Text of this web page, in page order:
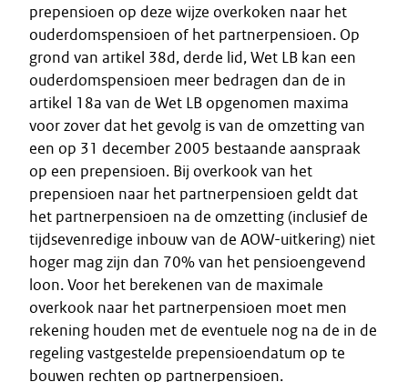
prepensioen op deze wijze overkoken naar het
ouderdomspensioen of het partnerpensioen. Op
grond van artikel 38d, derde lid, Wet LB kan een
ouderdomspensioen meer bedragen dan de in
artikel 18a van de Wet LB opgenomen maxima
voor zover dat het gevolg is van de omzetting van
een op 31 december 2005 bestaande aanspraak
op een prepensioen. Bij overkook van het
prepensioen naar het partnerpensioen geldt dat
het partnerpensioen na de omzetting (inclusief de
tijdsevenredige inbouw van de AOW-uitkering) niet
hoger mag zijn dan 70% van het pensioengevend
loon. Voor het berekenen van de maximale
overkook naar het partnerpensioen moet men
rekening houden met de eventuele nog na de in de
regeling vastgestelde prepensioendatum op te
bouwen rechten op partnerpensioen.